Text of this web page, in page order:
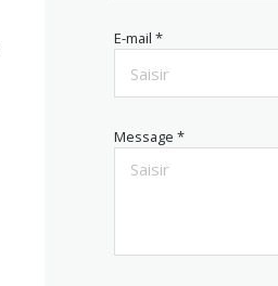
E-mail *
Message *